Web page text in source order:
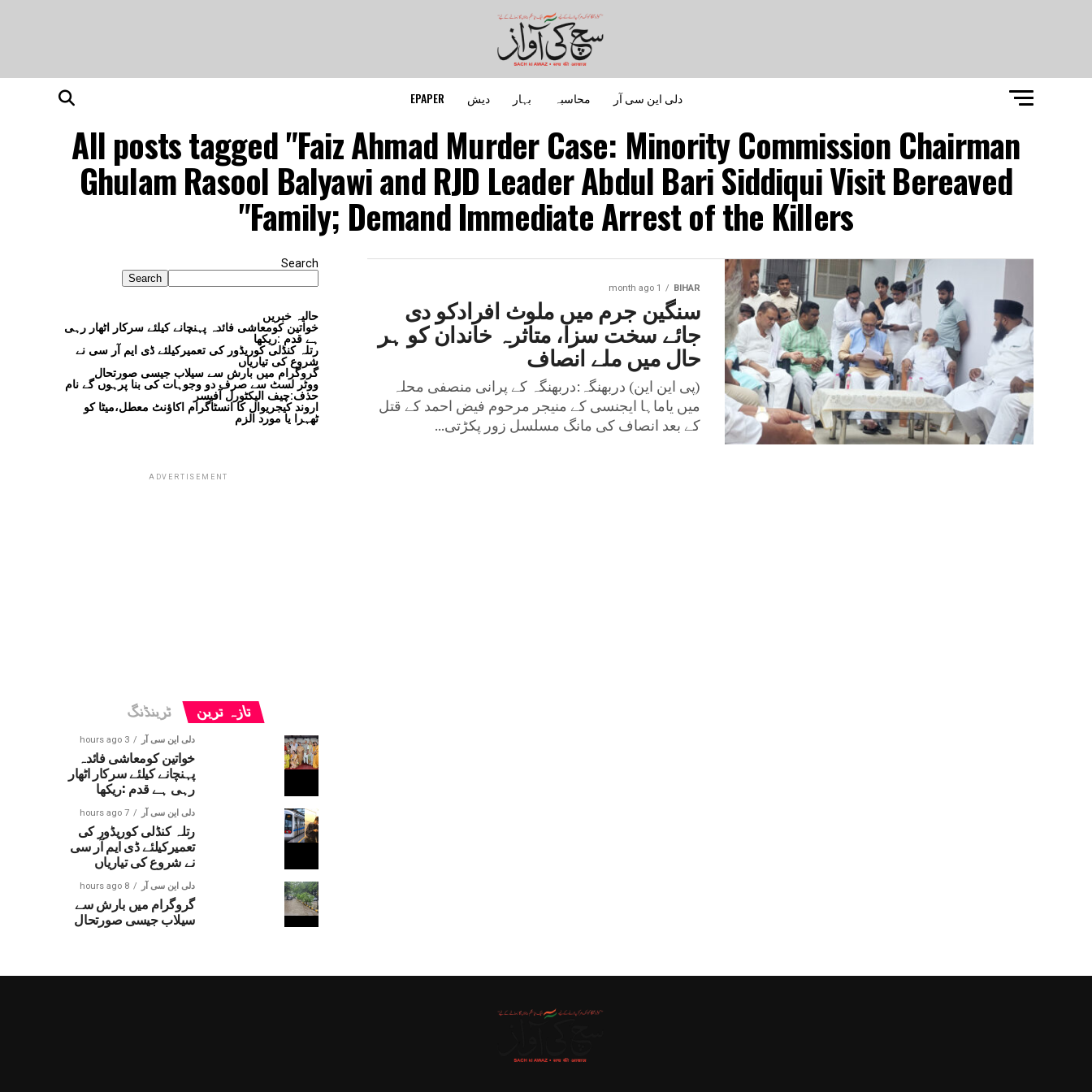
دلی این سی آر محاسبہ بہار دیش EPAPER
All posts tagged "Faiz Ahmad Murder Case: Minority Commission Chairman
Ghulam Rasool Balyawi and RJD Leader Abdul Bari Siddiqui Visit Bereaved
Family; Demand Immediate Arrest of the Killers"
BIHAR
1 month ago
سنگین جرم میں ملوث افرادکو دی
جائے سخت سزا، متاثرہ خاندان کو ہر
حال میں ملے انصاف
(پی این این) دربھنگہ:دربھنگہ کے پرانی منصفی محلہ
میں یاماہا ایجنسی کے منیجر مرحوم فیض احمد کے قتل
کے بعد انصاف کی مانگ مسلسل زور پکڑتی...
Search
Search
حالیہ خبریں
خواتین کومعاشی فائدہ پہنچانے کیلئے سرکار اٹھار رہی
ہے قدم :ریکھا
رتلہ کنڈلی کوریڈور کی تعمیرکیلئے ڈی ایم آر سی نے
شروع کی تیاریاں
گروگرام میں بارش سے سیلاب جیسی صورتحال
ووٹر لسٹ سے صرف دو وجوہات کی بنا پرہوں گے نام
حذف:چیف الیکٹورل آفیسر
اروند کیجریوال کا انسٹاگرام اکاؤنٹ معطل،میٹا کو
ٹھہرا یا مورد الزم
ADVERTISEMENT
تازہ ترین ٹرینڈنگ
دلی این سی آر 3 hours ago
خواتین کومعاشی فائدہ
پہنچانے کیلئے سرکار اٹھار
رہی ہے قدم :ریکھا
دلی این سی آر 7 hours ago
رتلہ کنڈلی کوریڈور کی
تعمیرکیلئے ڈی ایم آر سی
نے شروع کی تیاریاں
دلی این سی آر 8 hours ago
گروگرام میں بارش سے
سیلاب جیسی صورتحال